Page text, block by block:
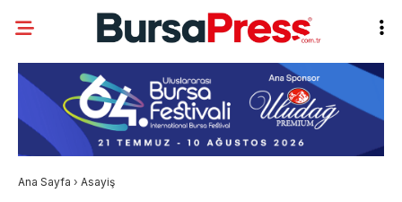
Ana Sayfa › Asayiş